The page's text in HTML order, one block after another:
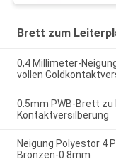
Brett zum
0,4 Millimeter-
vollen
0.5mm PWB-Brett zu
Kontaktversilberung
Neigung Polyestor 4
Bronzen-0.8mm